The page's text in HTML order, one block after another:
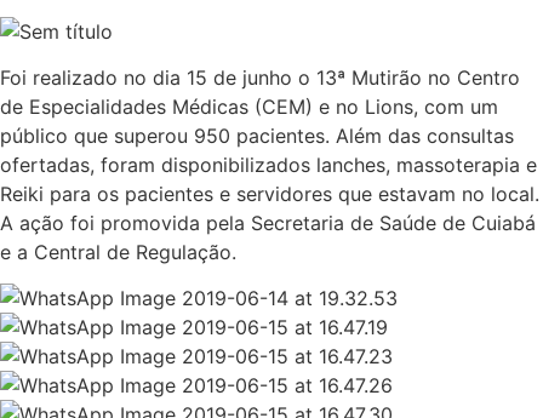
Foi realizado no dia 15 de junho o 13ª Mutirão no Centro
de Especialidades Médicas (CEM) e no Lions, com um
público que superou 950 pacientes. Além das consultas
ofertadas, foram disponibilizados lanches, massoterapia e
Reiki para os pacientes e servidores que estavam no local.
A ação foi promovida pela Secretaria de Saúde de Cuiabá
e a Central de Regulação.